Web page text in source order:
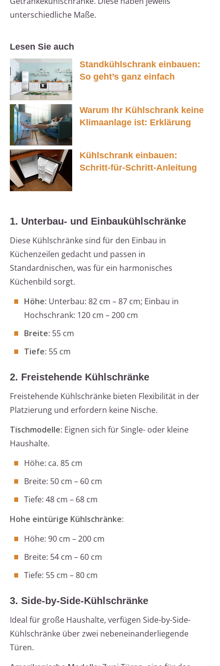
unterschiedliche Maße.
Lesen Sie auch
Standkühlschrank einbauen:
So geht’s ganz einfach
Warum Ihr Kühlschrank keine
Klimaanlage ist: Erklärung
Kühlschrank einbauen:
Schritt-für-Schritt-Anleitung
1. Unterbau- und Einbaukühlschränke
Diese Kühlschränke sind für den Einbau in
Küchenzeilen gedacht und passen in
Standardnischen, was für ein harmonisches
Küchenbild sorgt.
Höhe: Unterbau: 82 cm – 87 cm; Einbau in
Hochschrank: 120 cm – 200 cm
Breite: 55 cm
Tiefe: 55 cm
2. Freistehende Kühlschränke
Freistehende Kühlschränke bieten Flexibilität in der
Platzierung und erfordern keine Nische.
Tischmodelle: Eignen sich für Single- oder kleine
Haushalte.
Höhe: ca. 85 cm
Breite: 50 cm – 60 cm
Tiefe: 48 cm – 68 cm
Hohe eintürige Kühlschränke:
Höhe: 90 cm – 200 cm
Breite: 54 cm – 60 cm
Tiefe: 55 cm – 80 cm
3. Side-by-Side-Kühlschränke
Ideal für große Haushalte, verfügen Side-by-Side-
Kühlschränke über zwei nebeneinanderliegende
Türen.